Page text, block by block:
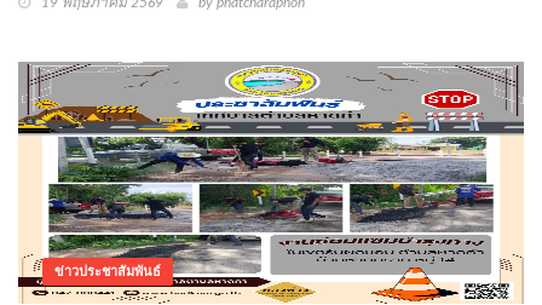
ข่าวประชาสัมพันธ์